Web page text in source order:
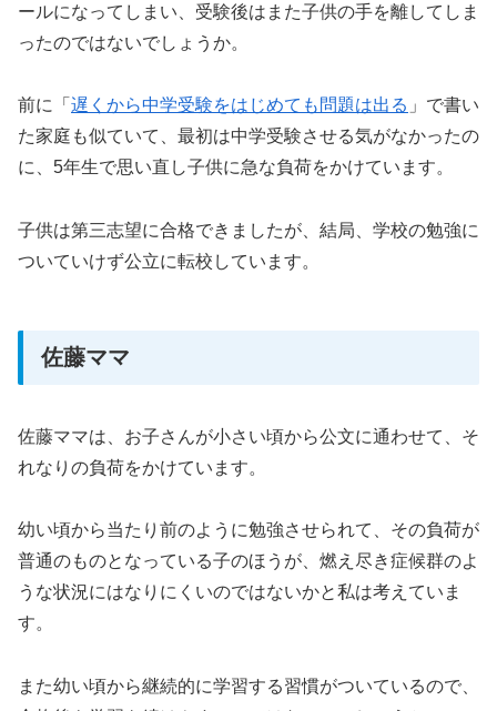
ールになってしまい、受験後はまた子供の手を離してしま
ったのではないでしょうか。
前に「 遅くから中学受験をはじめても問題は出る 」で書い
た家庭も似ていて、最初は中学受験させる気がなかったの
に、5年生で思い直し子供に急な負荷をかけています。
子供は第三志望に合格できましたが、結局、学校の勉強に
ついていけず公立に転校しています。
佐藤ママ
佐藤ママは、お子さんが小さい頃から公文に通わせて、そ
れなりの負荷をかけています。
幼い頃から当たり前のように勉強させられて、その負荷が
普通のものとなっている子のほうが、燃え尽き症候群のよ
うな状況にはなりにくいのではないかと私は考えていま
す。
また幼い頃から継続的に学習する習慣がついているので、